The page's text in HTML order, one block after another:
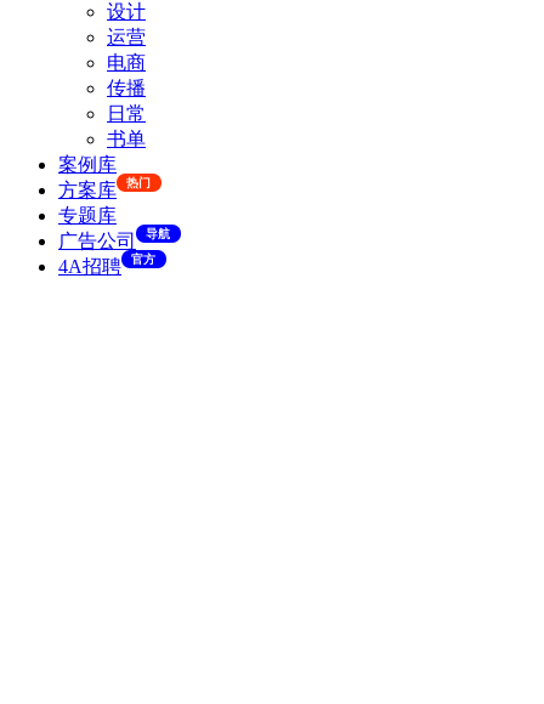
设计
运营
电商
传播
日常
书单
案例库
方案库
热门
专题库
广告公司
导航
4A招聘 官方